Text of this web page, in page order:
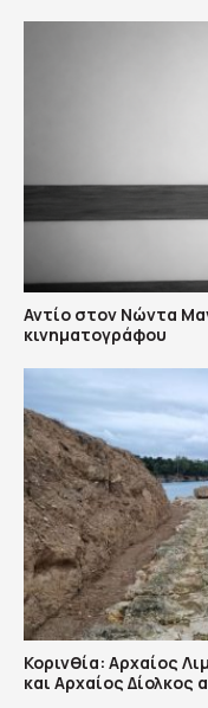
Αντίο στον Νώντα
κινηματογράφου
Κορινθία: Αρχαίος
και Aρχαίος Δίολκος